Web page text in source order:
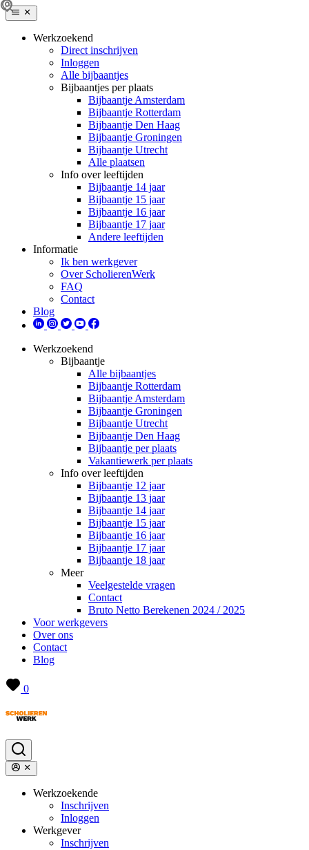
Werkzoekend
Direct inschrijven
Inloggen
Alle bijbaantjes
Bijbaantjes per plaats
Bijbaantje Amsterdam
Bijbaantje Rotterdam
Bijbaantje Den Haag
Bijbaantje Groningen
Bijbaantje Utrecht
Alle plaatsen
Info over leeftijden
Bijbaantje 14 jaar
Bijbaantje 15 jaar
Bijbaantje 16 jaar
Bijbaantje 17 jaar
Andere leeftijden
Informatie
Ik ben werkgever
Over ScholierenWerk
FAQ
Contact
Blog
Werkzoekend
Bijbaantje
Alle bijbaantjes
Bijbaantje Rotterdam
Bijbaantje Amsterdam
Bijbaantje Groningen
Bijbaantje Utrecht
Bijbaantje Den Haag
Bijbaantje per plaats
Vakantiewerk per plaats
Info over leeftijden
Bijbaantje 12 jaar
Bijbaantje 13 jaar
Bijbaantje 14 jaar
Bijbaantje 15 jaar
Bijbaantje 16 jaar
Bijbaantje 17 jaar
Bijbaantje 18 jaar
Meer
Veelgestelde vragen
Contact
Bruto Netto Berekenen 2024 / 2025
Voor werkgevers
Over ons
Contact
Blog
0
Werkzoekende
Inschrijven
Inloggen
Werkgever
Inschrijven